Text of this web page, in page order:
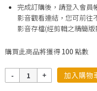
完成訂購後，請登入會員
影音觀看連結，您可前往
影音存檔(經剪輯之精簡版
購買此商品將獲得 100 點數
量
加入購物